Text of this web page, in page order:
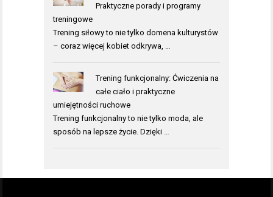
Praktyczne porady i programy
treningowe
Trening siłowy to nie tylko domena kulturystów
– coraz więcej kobiet odkrywa, …
Trening funkcjonalny: Ćwiczenia na
całe ciało i praktyczne
umiejętności ruchowe
Trening funkcjonalny to nie tylko moda, ale
sposób na lepsze życie. Dzięki …